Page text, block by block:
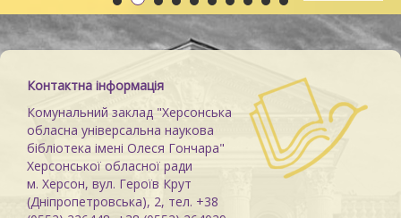
Контактна інформація
Комунальний заклад "Херсонська
обласна універсальна наукова
бібліотека імені Олеся Гончара"
Херсонської обласної ради
м. Херсон, вул. Героїв Крут
(Дніпропетровська), 2, тел. +38